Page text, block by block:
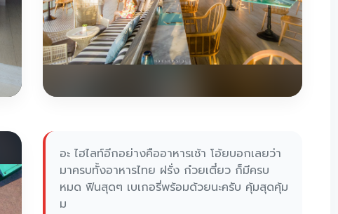
อะ ไฮไลท์อีกอย่างคืออาหารเช้า โอ้ยบอกเลยว่า
มาครบทั้งอาหารไทย ฝรั่ง ก๋วยเตี๋ยว ก็มีครบ
หมด ฟินสุดๆ เบเกอรี่พร้อมด้วยนะครับ คุ้มสุดคุ้ม
ม